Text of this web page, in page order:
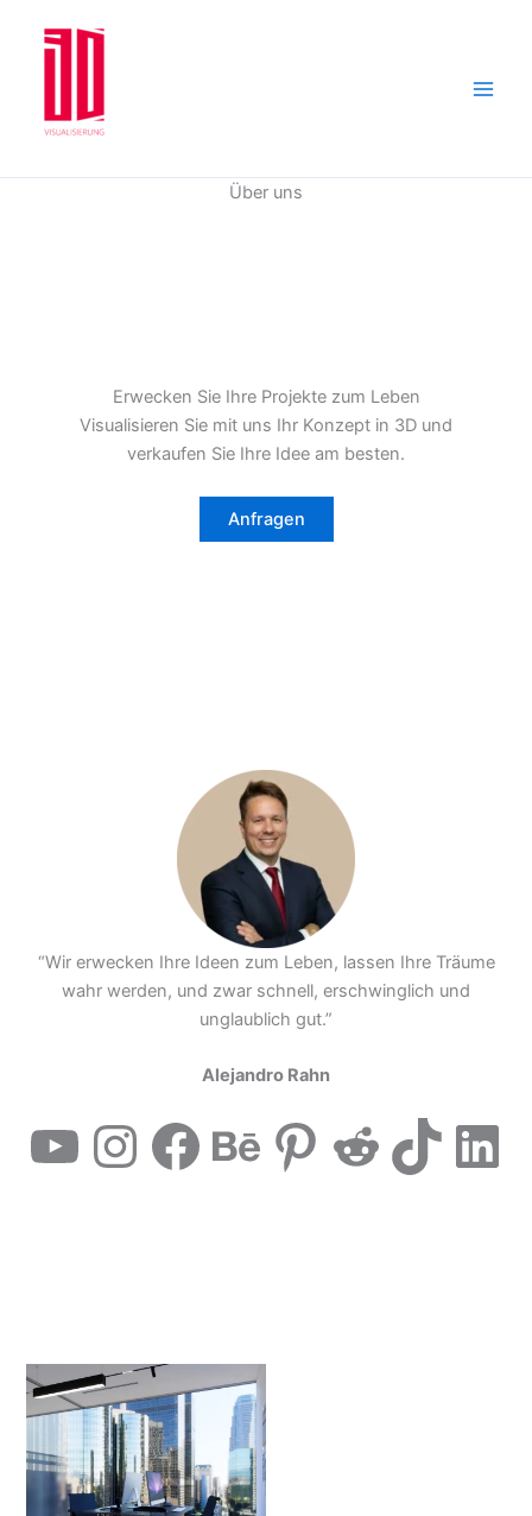
Über uns
Erwecken Sie Ihre Projekte zum Leben
Visualisieren Sie mit uns Ihr Konzept in 3D und
verkaufen Sie Ihre Idee am besten.
Anfragen
“Wir erwecken Ihre Ideen zum Leben, lassen Ihre Träume
wahr werden, und zwar schnell, erschwinglich und
unglaublich gut.”
Alejandro Rahn
YouTube Instagram Facebook Behance Pinterest Reddit TikTok LinkedIn